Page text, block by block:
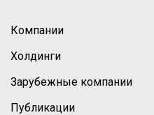
Компании
Холдинги
Зарубежные компании
Публикации